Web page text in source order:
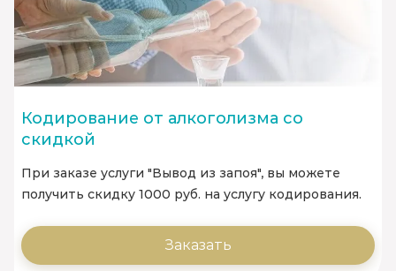
Кодирование от алкоголизма со
скидкой
При заказе услуги "Вывод из запоя", вы можете
получить скидку 1000 руб. на услугу кодирования.
Заказать